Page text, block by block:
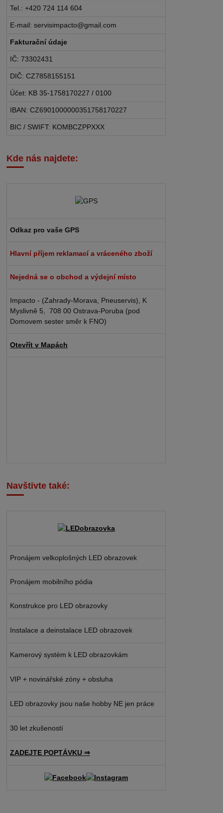
Tel.: +420 724 114 604
E-mail: servisimpacto@gmail.com
Fakturační údaje
IČ: 73302431
DIČ: CZ7858155151
Účet: KB 35-1758170227 / 0100
IBAN: CZ6901000000351758170227
BIC / SWIFT: KOMBCZPPXXX
Kde nás najdete:
Odkaz pro vaše GPS
Hlavní příjem reklamací a vráceného zboží
Nejedná se o obchod a výdejní místo
Impacto - (Zahrady-Morava, Pneuservis), K
Myslivně 5, 708 00 Ostrava-Poruba (pod
Domovem sester směr k FNO)
Otevřít v Mapách
Navštivte také:
Pronájem velkoplošných LED obrazovek
Pronájem mobilního pódia
Konstrukce pro LED obrazovky
Instalace a deinstalace LED obrazovek
Kamerový systém k LED obrazovkám
VIP + novinářské zóny + obsluha
LED obrazovky jsou naše hobby NE jen práce
30 let zkušeností
ZADEJTE POPTÁVKU ⇒